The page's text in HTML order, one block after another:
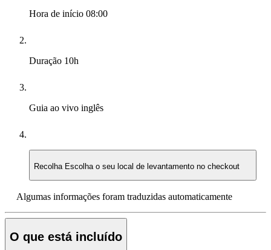
Hora de início 08:00
Duração 10h
Guia ao vivo inglês
Recolha Escolha o seu local de levantamento no checkout
Algumas informações foram traduzidas automaticamente
O que está incluído